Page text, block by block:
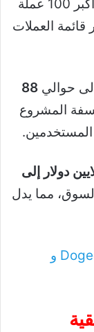
، مما يجعلها من بين أكبر 100 عملة
العملات
حوالي 88
المشروع
دولار إلى
مما يدل
ماهي عملة الدوجكوين Dogecoin و